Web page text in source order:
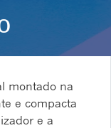
montado na
e compacta
e a